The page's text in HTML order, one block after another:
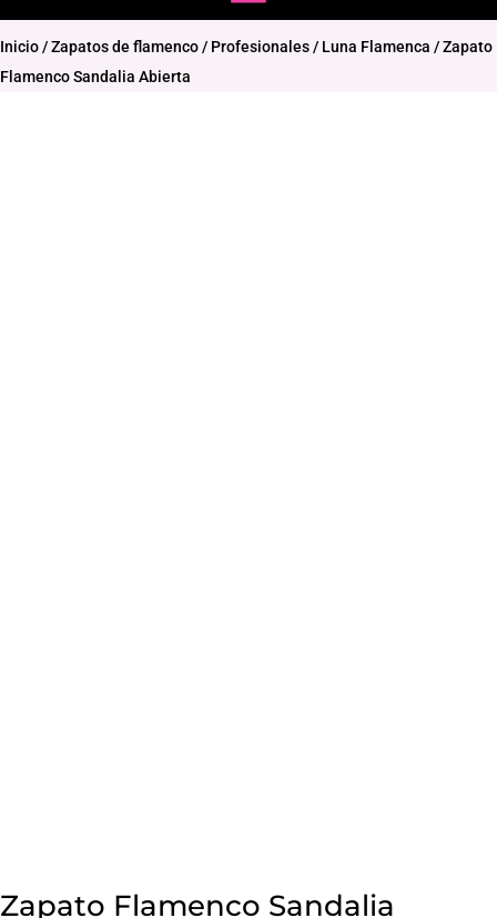
Inicio/Zapatos de flamenco/ Profesionales/ Luna Flamenca / Zapato
Flamenco Sandalia Abierta
Zapato Flamenco Sandalia